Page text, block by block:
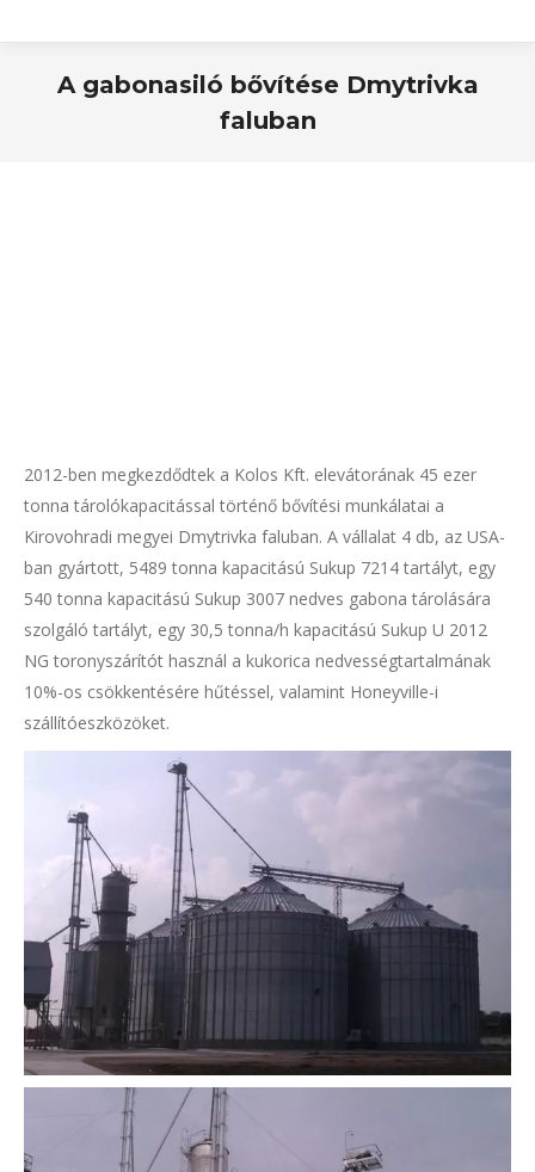
A gabonasiló bővítése Dmytrivka
faluban
2012-ben megkezdődtek a Kolos Kft. elevátorának 45 ezer
tonna tárolókapacitással történő bővítési munkálatai a
Kirovohradi megyei Dmytrivka faluban. A vállalat 4 db, az USA-
ban gyártott, 5489 tonna kapacitású Sukup 7214 tartályt, egy
540 tonna kapacitású Sukup 3007 nedves gabona tárolására
szolgáló tartályt, egy 30,5 tonna/h kapacitású Sukup U 2012
NG toronyszárítót használ a kukorica nedvességtartalmának
10%-os csökkentésére hűtéssel, valamint Honeyville-i
szállítóeszközöket.